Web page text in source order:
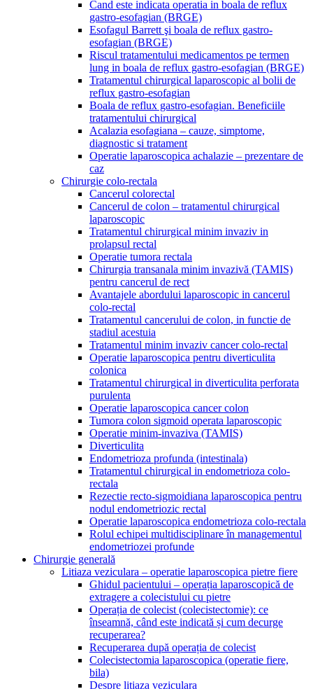
Cand este indicata operatia in boala de reflux
gastro-esofagian (BRGE)
Esofagul Barrett şi boala de reflux gastro-
esofagian (BRGE)
Riscul tratamentului medicamentos pe termen
lung in boala de reflux gastro-esofagian (BRGE)
Tratamentul chirurgical laparoscopic al bolii de
reflux gastro-esofagian
Boala de reflux gastro-esofagian. Beneficiile
tratamentului chirurgical
Acalazia esofagiana – cauze, simptome,
diagnostic si tratament
Operatie laparoscopica achalazie – prezentare de
caz
Chirurgie colo-rectala
Cancerul colorectal
Cancerul de colon – tratamentul chirurgical
laparoscopic
Tratamentul chirurgical minim invaziv in
prolapsul rectal
Operatie tumora rectala
Chirurgia transanala minim invazivă (TAMIS)
pentru cancerul de rect
Avantajele abordului laparoscopic in cancerul
colo-rectal
Tratamentul cancerului de colon, in functie de
stadiul acestuia
Tratamentul minim invaziv cancer colo-rectal
Operatie laparoscopica pentru diverticulita
colonica
Tratamentul chirurgical in diverticulita perforata
purulenta
Operatie laparoscopica cancer colon
Tumora colon sigmoid operata laparoscopic
Operatie minim-invaziva (TAMIS)
Diverticulita
Endometrioza profunda (intestinala)
Tratamentul chirurgical in endometrioza colo-
rectala
Rezectie recto-sigmoidiana laparoscopica pentru
nodul endometriozic rectal
Operatie laparoscopica endometrioza colo-rectala
Rolul echipei multidisciplinare în managementul
endometriozei profunde
Chirurgie generală
Litiaza veziculara – operatie laparoscopica pietre fiere
Ghidul pacientului – operația laparoscopică de
extragere a colecistului cu pietre
Operația de colecist (colecistectomie): ce
înseamnă, când este indicată și cum decurge
recuperarea?
Recuperarea după operația de colecist
Colecistectomia laparoscopica (operatie fiere,
bila)
Despre litiaza veziculara